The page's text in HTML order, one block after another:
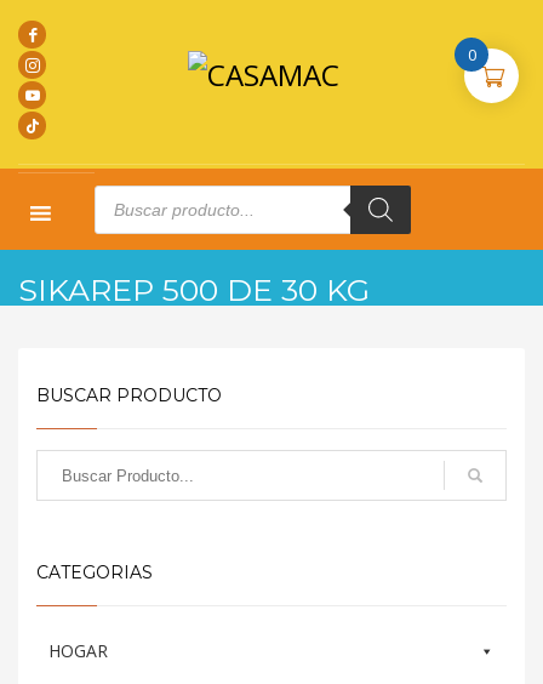
Products
search
SIKAREP 500 DE 30 KG
BUSCAR PRODUCTO
CATEGORIAS
HOGAR
0